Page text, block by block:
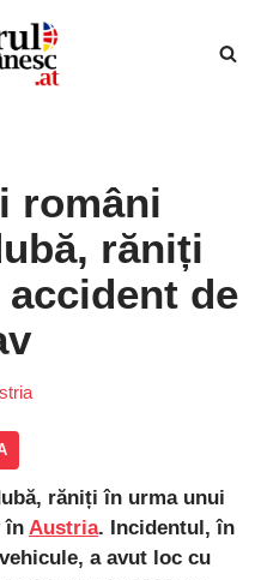
români
răniți
de
răniți în urma unui
în Austria. Incidentul, în
a avut loc cu